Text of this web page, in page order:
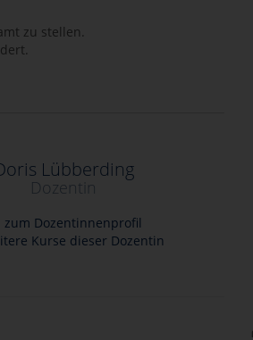
zu stellen.
Lübberding
Dozentin
zum Dozentinnenprofil
Kurse dieser Dozentin